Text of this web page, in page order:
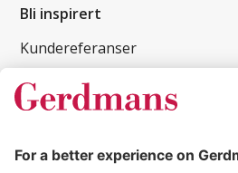
Bli inspirert
Kundereferanser
Magasin
Tips og guider
Kontakt